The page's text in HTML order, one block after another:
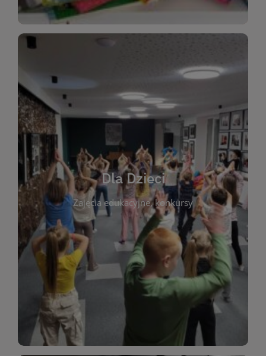
Dla Dzieci
Zajęcia edukacyjne, konkursy
Dla Dzieci
To miejsce stworzone z myślą o najmłodszych
czytelnikach i ich rodzicach. Znajdziesz tu
informacje o zajęciach edukacyjnych, konkursach
plastycznych i spotkaniach z autorami książek dla
dzieci. Biblioteka oferuje bogaty wybór bajek,
opowiadań i lektur szkolnych, a także przyjazny
kącik do wspólnego czytania. Pragniemy
rozbudzać miłość do książek od najmłodszych lat.
Zapraszamy do wspólnej zabawy i odkrywania
świata literatury!
WIĘCEJ